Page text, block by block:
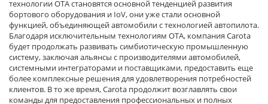
технологии OTA становятся основной тенденцией развития
бортового оборудования и IoV, они уже стали основной
функцией, объединяющей автомобили с технологией автопилота.
Благодаря исключительным технологиям OTA, компания Carota
будет продолжать развивать симбиотическую промышленную
систему, заключая альянсы с производителями автомобилей,
системными интеграторами и поставщиками, предоставить еще
более комплексные решения для удовлетворения потребностей
клиентов. В то же время, Carota продолжит возглавлять свои
команды для предоставления профессиональных и полных